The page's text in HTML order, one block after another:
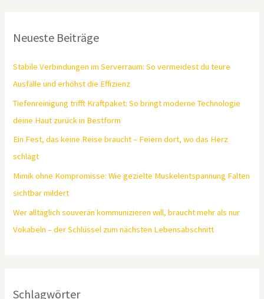
Neueste Beiträge
Stabile Verbindungen im Serverraum: So vermeidest du teure
Ausfälle und erhöhst die Effizienz
Tiefenreinigung trifft Kraftpaket: So bringt moderne Technologie
deine Haut zurück in Bestform
Ein Fest, das keine Reise braucht – Feiern dort, wo das Herz
schlägt
Mimik ohne Kompromisse: Wie gezielte Muskelentspannung Falten
sichtbar mildert
Wer alltäglich souverän kommunizieren will, braucht mehr als nur
Vokabeln – der Schlüssel zum nächsten Lebensabschnitt
Schlagwörter